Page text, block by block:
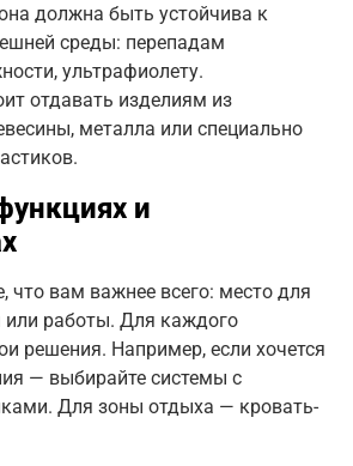
должна быть устойчива к
среды: перепадам
ультрафиолету.
отдавать изделиям из
металла или специально
и
что вам важнее всего: место для
или работы. Для каждого
решения. Например, если хочется
— выбирайте системы с
Для зоны отдыха — кровать-